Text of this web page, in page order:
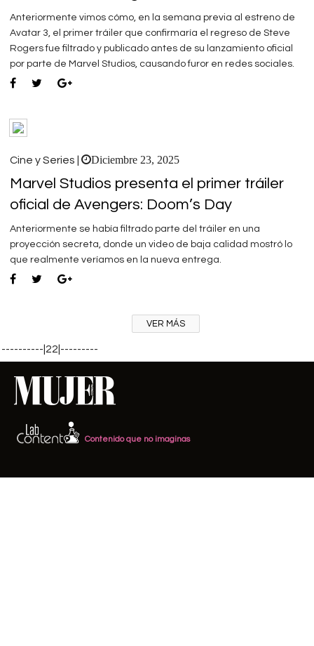
Anteriormente vimos cómo, en la semana previa al estreno de
Avatar 3, el primer tráiler que confirmaría el regreso de Steve
Rogers fue filtrado y publicado antes de su lanzamiento oficial
por parte de Marvel Studios, causando furor en redes sociales.
Cine y Series | Diciembre 23, 2025
Marvel Studios presenta el primer tráiler
oficial de Avengers: Doom’s Day
Anteriormente se había filtrado parte del tráiler en una
proyección secreta, donde un video de baja calidad mostró lo
que realmente veríamos en la nueva entrega.
VER MÁS
----------|22|---------
Contenido que no imaginas